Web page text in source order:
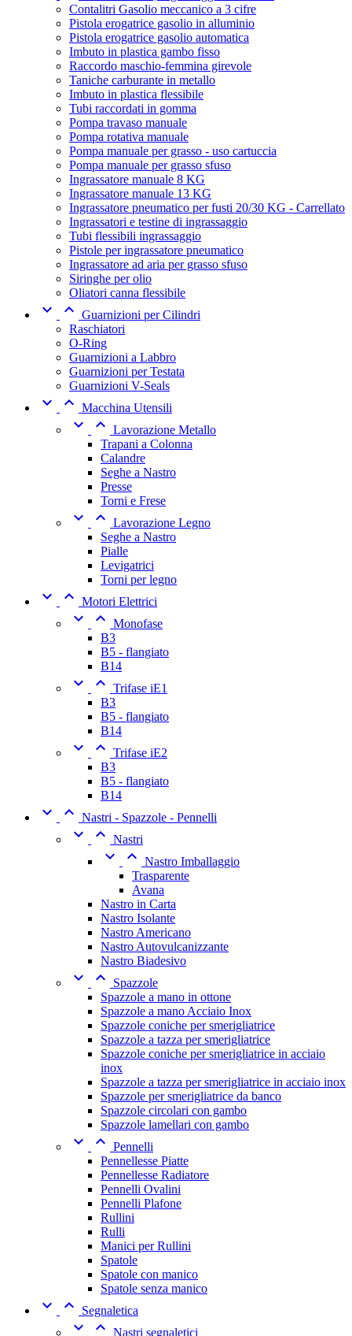
Contalitri Gasolio meccanico a 3 cifre
Pistola erogatrice gasolio in alluminio
Pistola erogatrice gasolio automatica
Imbuto in plastica gambo fisso
Raccordo maschio-femmina girevole
Taniche carburante in metallo
Imbuto in plastica flessibile
Tubi raccordati in gomma
Pompa travaso manuale
Pompa rotativa manuale
Pompa manuale per grasso - uso cartuccia
Pompa manuale per grasso sfuso
Ingrassatore manuale 8 KG
Ingrassatore manuale 13 KG
Ingrassatore pneumatico per fusti 20/30 KG - Carrellato
Ingrassatori e testine di ingrassaggio
Tubi flessibili ingrassaggio
Pistole per ingrassatore pneumatico
Ingrassatore ad aria per grasso sfuso
Siringhe per olio
Oliatori canna flessibile
  Guarnizioni per Cilindri
Raschiatori
O-Ring
Guarnizioni a Labbro
Guarnizioni per Testata
Guarnizioni V-Seals
  Macchina Utensili
  Lavorazione Metallo
Trapani a Colonna
Calandre
Seghe a Nastro
Presse
Torni e Frese
  Lavorazione Legno
Seghe a Nastro
Pialle
Levigatrici
Torni per legno
  Motori Elettrici
  Monofase
B3
B5 - flangiato
B14
  Trifase iE1
B3
B5 - flangiato
B14
  Trifase iE2
B3
B5 - flangiato
B14
  Nastri - Spazzole - Pennelli
  Nastri
  Nastro Imballaggio
Trasparente
Avana
Nastro in Carta
Nastro Isolante
Nastro Americano
Nastro Autovulcanizzante
Nastro Biadesivo
 
Spazzole
Spazzole a mano in ottone
Spazzole a mano Acciaio Inox
Spazzole coniche per smerigliatrice
Spazzole a tazza per smerigliatrice
Spazzole coniche per smerigliatrice in acciaio
inox
Spazzole a tazza per smerigliatrice in acciaio inox
Spazzole per smerigliatrice da banco
Spazzole circolari con gambo
Spazzole lamellari con gambo
  Pennelli
Pennellesse Piatte
Pennellesse Radiatore
Pennelli Ovalini
Pennelli Plafone
Rullini
Rulli
Manici per Rullini
Spatole
Spatole con manico
Spatole senza manico
  Segnaletica
  Nastri segnaletici